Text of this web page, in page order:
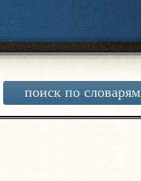
поиск по словарям